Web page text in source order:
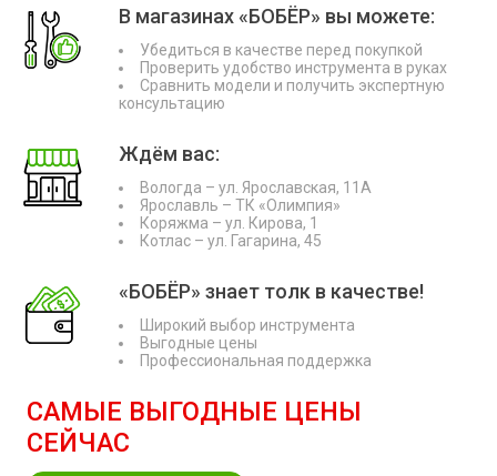
В магазинах «БОБЁР» вы можете:
Убедиться в качестве перед покупкой
Проверить удобство инструмента в руках
Сравнить модели и получить экспертную
консультацию
Ждём вас:
Вологда – ул. Ярославская, 11А
Ярославль – ТК «Олимпия»
Коряжма – ул. Кирова, 1
Котлас – ул. Гагарина, 45
«БОБЁР» знает толк в качестве!
Широкий выбор инструмента
Выгодные цены
Профессиональная поддержка
САМЫЕ ВЫГОДНЫЕ ЦЕНЫ
СЕЙЧАС